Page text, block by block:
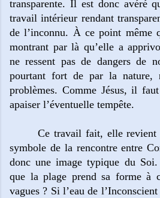
transparente. Il est donc avéré
travail intérieur rendant
de l’inconnu. À ce point même
montrant par là qu’elle a
ne ressent pas de dangers de
pourtant fort de par la
problèmes. Comme Jésus, il
apaiser l’éventuelle tempête.
Ce travail fait, elle
symbole de la rencontre entre
donc une image typique du
que la plage prend sa forme à
vagues ? Si l’eau de